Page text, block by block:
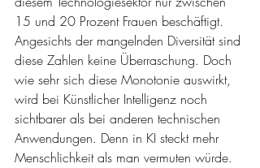
15 und 20 Prozent Frauen beschäftigt.
Angesichts der mangelnden Diversität sind
diese Zahlen keine Überraschung. Doch
wie sehr sich diese Monotonie auswirkt,
wird bei Künstlicher Intelligenz noch
sichtbarer als bei anderen technischen
Anwendungen. Denn in KI steckt mehr
Menschlichkeit als man vermuten würde.